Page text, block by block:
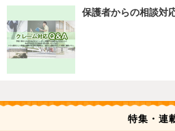
保護者からの相談対
特集・連